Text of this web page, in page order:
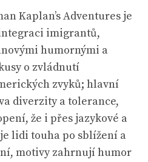
Kaplan’s Adventures je
imigrantů,
humornými a
o zvládnutí
zvyků; hlavní
diverzity a tolerance,
že i přes jazykové a
lidi touha po sblížení a
motivy zahrnují humor